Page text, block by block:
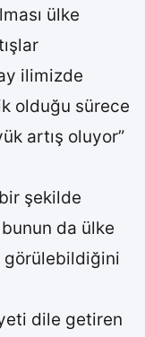
ülke
ilimizde
olduğu sürece
artış oluyor”
şekilde
bunun da ülke
görülebildiğini
dile getiren